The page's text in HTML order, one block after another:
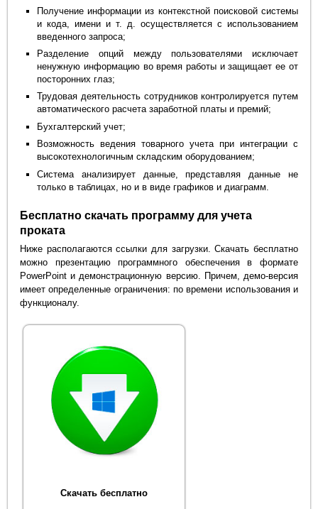
Получение информации из контекстной поисковой системы
и кода, имени и т. д. осуществляется с использованием
введенного запроса;
Разделение опций между пользователями исключает
ненужную информацию во время работы и защищает ее от
посторонних глаз;
Трудовая деятельность сотрудников контролируется путем
автоматического расчета заработной платы и премий;
Бухгалтерский учет;
Возможность ведения товарного учета при интеграции с
высокотехнологичным складским оборудованием;
Система анализирует данные, представляя данные не
только в таблицах, но и в виде графиков и диаграмм.
Бесплатно скачать программу для учета
проката
Ниже располагаются ссылки для загрузки. Скачать бесплатно
можно презентацию программного обеспечения в формате
PowerPoint и демонстрационную версию. Причем, демо-версия
имеет определенные ограничения: по времени использования и
функционалу.
Скачать бесплатно